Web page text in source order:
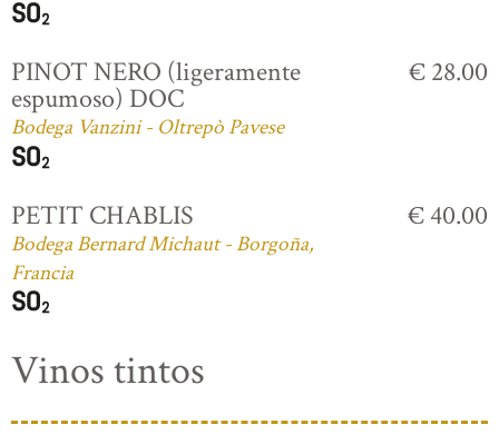
PINOT NERO (ligeramente
espumoso) DOC
Bodega Vanzini - Oltrepò Pavese
€ 28.00
PETIT CHABLIS
Bodega Bernard Michaut - Borgoña,
Francia
€ 40.00
Vinos tintos